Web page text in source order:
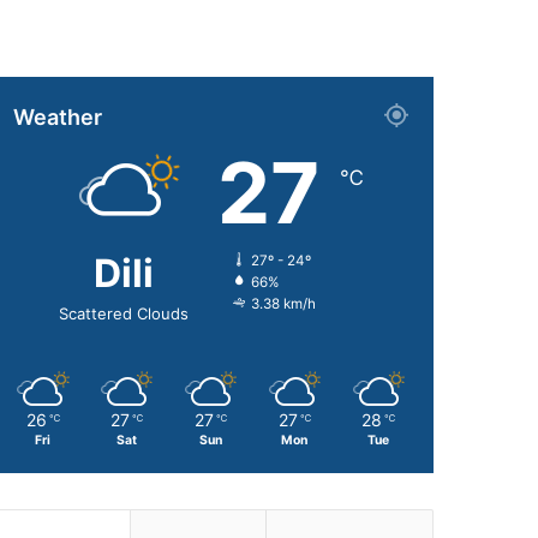
Weather
Dili
Scattered Clouds
27 ℃
27º - 24º
66%
3.38 km/h
26 ℃
Fri
27 ℃
Sat
27 ℃
Sun
27 ℃
Mon
28 ℃
Tue